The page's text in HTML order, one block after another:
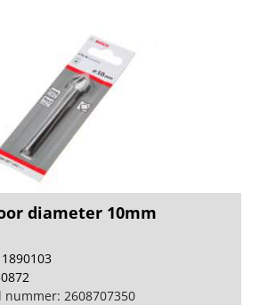
diameter 10mm
2608707350